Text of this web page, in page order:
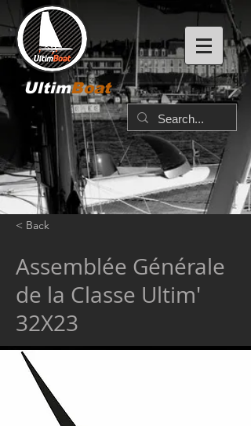
UltimBoat
< Back
Assemblée Générale
de la Classe Ultim'
32X23